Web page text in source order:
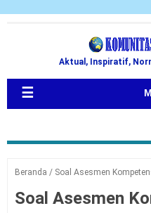
Aktual, Inspiratif,
☰
Beranda / Soal Asesmen
Soal Asesmen